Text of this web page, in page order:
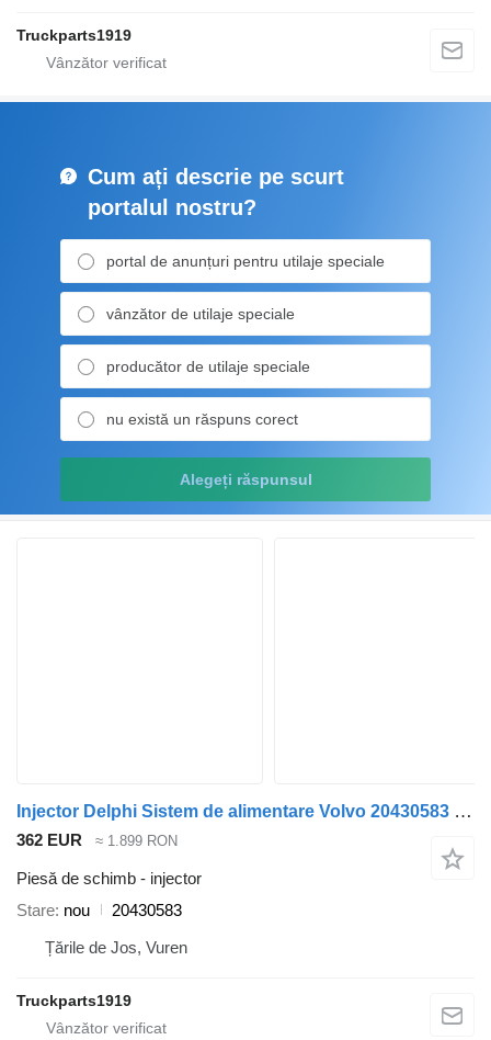
Truckparts1919
Cum ați descrie pe scurt
portalul nostru?
portal de anunțuri pentru utilaje speciale
vânzător de utilaje speciale
producător de utilaje speciale
nu există un răspuns corect
Alegeți răspunsul
Injector Delphi Sistem de alimentare Volvo 20430583 pentru camion
362 EUR ≈ 1.899 RON
Piesă de schimb - injector
Stare nou
20430583
Țările de Jos, Vuren
Truckparts1919